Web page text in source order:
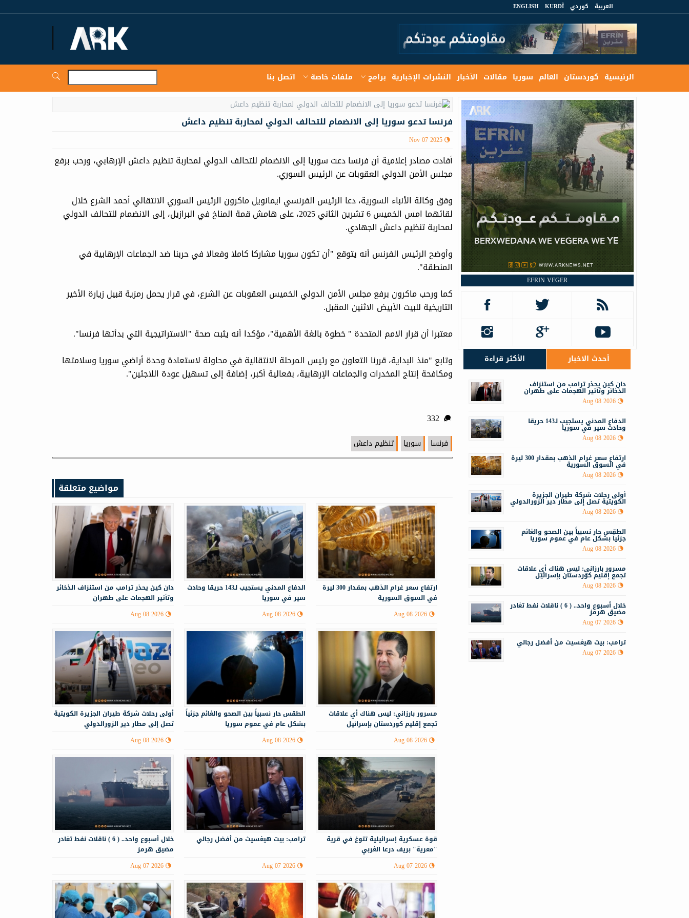
العربية كوردي KURDÎ
ENGLISH
الرئيسية كوردستان العالم سوريا مقالات الأخبار النشرات الإخبارية برامج ملفات خاصة اتصل بنا
فرنسا تدعو سوريا إلى الانضمام للتحالف الدولي لمحاربة تنظيم داعش
Nov 07 2025
أفادت مصادر إعلامية أن فرنسا دعت سوريا إلى الانضمام للتحالف الدولي لمحاربة تنظيم داعش الإرهابي، ورحب برفع
مجلس الأمن الدولي العقوبات عن الرئيس السوري.
وفق وكالة الأنباء السورية، دعا الرئيس الفرنسي ايمانويل ماكرون الرئيس السوري الانتقالي أحمد الشرع خلال
لقائهما امس الخميس 6 تشرين الثاني 2025، على هامش قمة المناخ في البرازيل، إلى الانضمام للتحالف الدولي
لمحاربة تنظيم داعش الجهادي.
وأوضح الرئيس الفرنس أنه يتوقع "أن تكون سوريا مشاركا كاملا وفعالا في حربنا ضد الجماعات الإرهابية في
المنطقة".
كما ورحب ماكرون برفع مجلس الأمن الدولي الخميس العقوبات عن الشرع، في قرار يحمل رمزية قبيل زيارة الأخير
التاريخية للبيت الأبيض الاثنين المقبل.
معتبرا أن قرار الامم المتحدة " خطوة بالغة الأهمية"، مؤكدا أنه يثبت صحة "الاستراتيجية التي بدأتها فرنسا".
وتابع "منذ البداية، قررنا التعاون مع رئيس المرحلة الانتقالية في محاولة لاستعادة وحدة أراضي سوريا وسلامتها
ومكافحة إنتاج المخدرات والجماعات الإرهابية، بفعالية أكبر، إضافة إلى تسهيل عودة اللاجئين".
332
فرنسا سوريا تنظيم داعش
مواضيع متعلقة
دان كين يحذر ترامب من استنزاف الذخائر
وتأثير الهجمات على طهران
Aug 08 2026
الدفاع المدني يستجيب لـ143 حريقا وحادث
سير في سوريا
Aug 08 2026
ارتفاع سعر غرام الذهب بمقدار 300 ليرة
في السوق السورية
Aug 08 2026
أولى رحلات شركة طيران الجزيرة الكويتية
تصل إلى مطار دير الزورالدولي
Aug 08 2026
الطقس حار نسبياً بين الصحو والغائم جزئياً
بشكل عام في عموم سوريا
Aug 08 2026
مسرور بارزاني: ليس هناك أي علاقات
تجمع إقليم كوردستان بإسرائيل
Aug 08 2026
خلال أسبوع واحد.. ( 6 ) ناقلات نفط تغادر
مضيق هرمز
Aug 07 2026
ترامب: بيت هيغسيث من أفضل رجالي
Aug 07 2026
قوة عسكرية إسرائيلية تتوغ في قرية
"معرية" بريف درعا الغربي
Aug 07 2026
EFRIN VEGER
أحدث الاخبار الأكثر قراءة
دان كين يحذر ترامب من استنزاف
الذخائر وتأثير الهجمات على طهران
Aug 08 2026
الدفاع المدني يستجيب لـ143 حريقا
وحادث سير في سوريا
Aug 08 2026
ارتفاع سعر غرام الذهب بمقدار 300 ليرة
في السوق السورية
Aug 08 2026
أولى رحلات شركة طيران الجزيرة
الكويتية تصل إلى مطار دير الزورالدولي
Aug 08 2026
الطقس حار نسبياً بين الصحو والغائم
جزئياً بشكل عام في عموم سوريا
Aug 08 2026
مسرور بارزاني: ليس هناك أي علاقات
تجمع إقليم كوردستان بإسرائيل
Aug 08 2026
خلال أسبوع واحد.. ( 6 ) ناقلات نفط تغادر
مضيق هرمز
Aug 07 2026
ترامب: بيت هيغسيث من أفضل رجالي
Aug 07 2026